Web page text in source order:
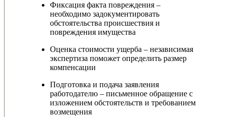
Фиксация факта повреждения –
необходимо задокументировать
обстоятельства происшествия и
повреждения имущества
Оценка стоимости ущерба – независимая
экспертиза поможет определить размер
компенсации
Подготовка и подача заявления
работодателю – письменное обращение с
изложением обстоятельств и требованием
возмещения